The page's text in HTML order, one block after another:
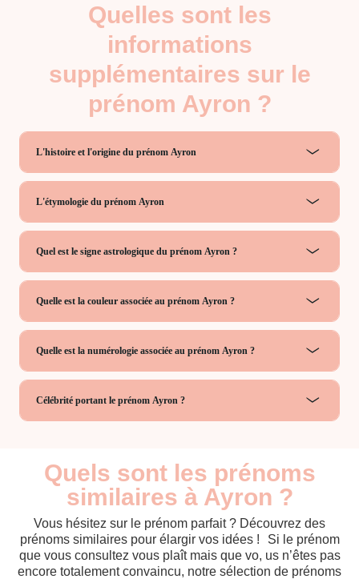
Quelles sont les
informations
supplémentaires sur le
prénom Ayron ?
L'histoire et l'origine du prénom Ayron
L'étymologie du prénom Ayron
Quel est le signe astrologique du prénom Ayron ?
Quelle est la couleur associée au prénom Ayron ?
Quelle est la numérologie associée au prénom Ayron ?
Célébrité portant le prénom Ayron ?
Quels sont les prénoms
similaires à Ayron ?
Vous hésitez sur le prénom parfait ? Découvrez des
prénoms similaires pour élargir vos idées ! Si le prénom
que vous consultez vous plaît mais que vo, us n’êtes pas
encore totalement convaincu, notre sélection de prénoms